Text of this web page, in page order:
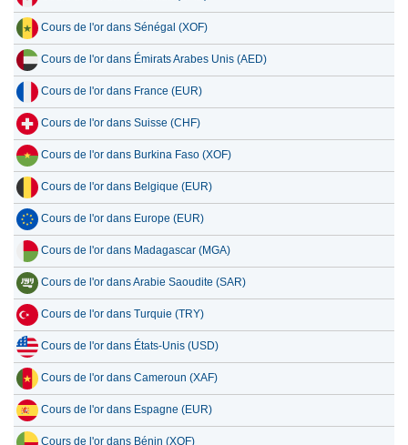
Cours de l'or dans Sénégal (XOF)
Cours de l'or dans Émirats Arabes Unis (AED)
Cours de l'or dans France (EUR)
Cours de l'or dans Suisse (CHF)
Cours de l'or dans Burkina Faso (XOF)
Cours de l'or dans Belgique (EUR)
Cours de l'or dans Europe (EUR)
Cours de l'or dans Madagascar (MGA)
Cours de l'or dans Arabie Saoudite (SAR)
Cours de l'or dans Turquie (TRY)
Cours de l'or dans États-Unis (USD)
Cours de l'or dans Cameroun (XAF)
Cours de l'or dans Espagne (EUR)
Cours de l'or dans Bénin (XOF)